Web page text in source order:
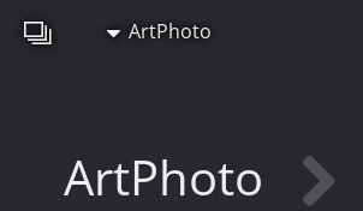
ArtPhoto
ArtPhoto